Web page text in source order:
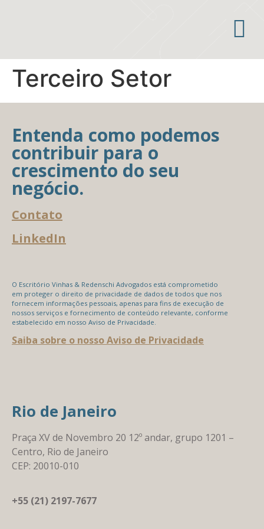
Terceiro Setor
Entenda como podemos
contribuir para o
crescimento do seu
negócio.
Contato
LinkedIn
O Escritório Vinhas & Redenschi Advogados está comprometido
em proteger o direito de privacidade de dados de todos que nos
fornecem informações pessoais, apenas para fins de execução de
nossos serviços e fornecimento de conteúdo relevante, conforme
estabelecido em nosso Aviso de Privacidade.
Saiba sobre o nosso Aviso de Privacidade
Rio de Janeiro
Praça XV de Novembro 20 12º andar, grupo 1201 –
Centro, Rio de Janeiro
CEP: 20010-010
+55 (21) 2197-7677